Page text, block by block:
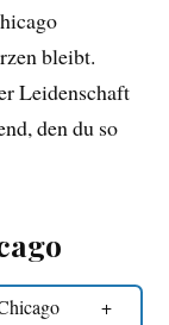
bleibt.
Leidenschaft
den du so